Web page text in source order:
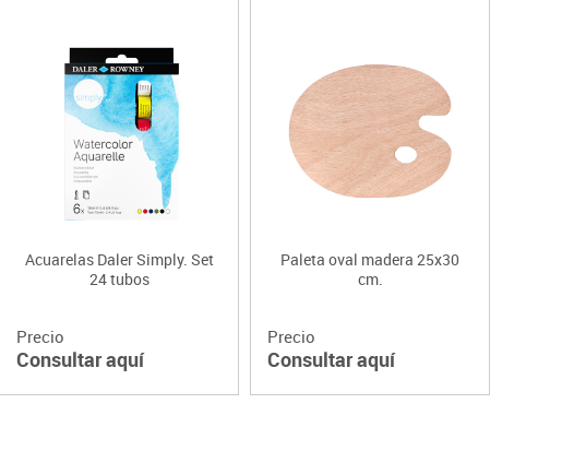
Acuarelas Daler Simply. Set
24 tubos
Precio
Consultar aquí
Paleta oval madera 25x30
cm.
Precio
Consultar aquí